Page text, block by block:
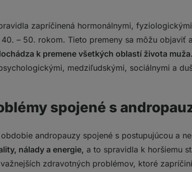
zapríčinená hormonálnymi,
– 50. rokom. Tieto premeny sa môžu objaviť
k premene všetkých oblastí života muža.
medziľudskými, sociálnymi a
spojené s
andropauzy spojené s postupujúcou a
nálady a energie, a to spravidla k horšiemu
zdravotných problémov, ktoré